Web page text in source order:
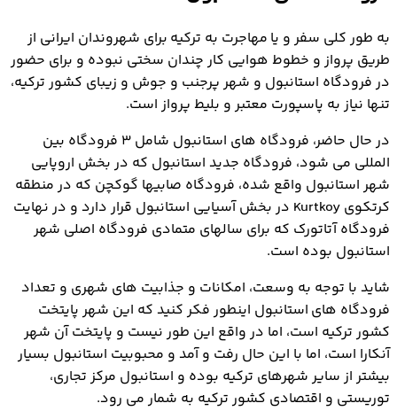
به طور کلی سفر و یا مهاجرت به ترکیه برای شهروندان ایرانی از
طریق پرواز و خطوط هوایی کار چندان سختی نبوده و برای حضور
در فرودگاه استانبول و شهر پرجنب و جوش و زیبای کشور ترکیه،
تنها نیاز به پاسپورت معتبر و بلیط پرواز است.
در حال حاضر، فرودگاه های استانبول شامل 3 فرودگاه بین
المللی می شود، فرودگاه جدید استانبول که در بخش اروپایی
شهر استانبول واقع شده، فرودگاه صابیها گوکچن که در منطقه
کرتکوی Kurtkoy در بخش آسیایی استانبول قرار دارد و در نهایت
فرودگاه آتاتورک که برای سالهای متمادی فرودگاه اصلی شهر
استانبول بوده است.
شاید با توجه به وسعت، امکانات و جذابیت های شهری و تعداد
فرودگاه های استانبول اینطور فکر کنید که این شهر پایتخت
کشور ترکیه است، اما در واقع این طور نیست و پایتخت آن شهر
آنکارا است، اما با این حال رفت و آمد و محبوبیت استانبول بسیار
بیشتر از سایر شهرهای ترکیه بوده و استانبول مرکز تجاری،
توریستی و اقتصادی کشور ترکیه به شمار می رود.